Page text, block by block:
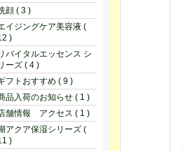
顔 ( 3 )
イジングケア美容液 (
)
バイタルエッセンス シ
ーズ ( 4 )
フトおすすめ ( 9 )
品入荷のお知らせ ( 1 )
舗情報 アクセス ( 1 )
アクア保湿シリーズ (
)